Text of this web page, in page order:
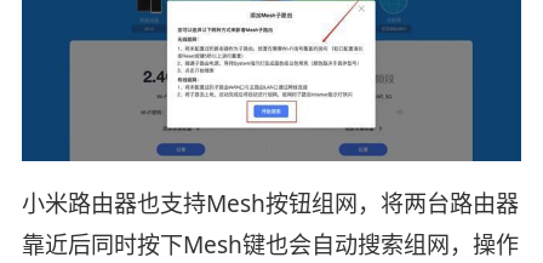
小米路由器也支持Mesh按钮组网，将两台路由器
靠近后同时按下Mesh键也会自动搜索组网，操作